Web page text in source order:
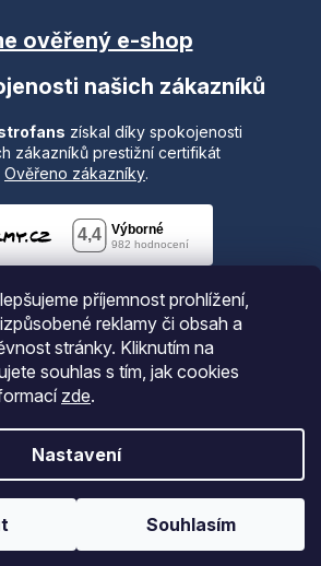
příjemnost prohlížení,
reklamy či obsah a
stránky. Kliknutím na
souhlas s tím, jak cookies
zde.
Nastavení
Souhlasím
ověřený e-shop
našich zákazníků
získal díky spokojenosti
zákazníků prestižní certifikát
Ověřeno zákazníky.
nastavení cookies